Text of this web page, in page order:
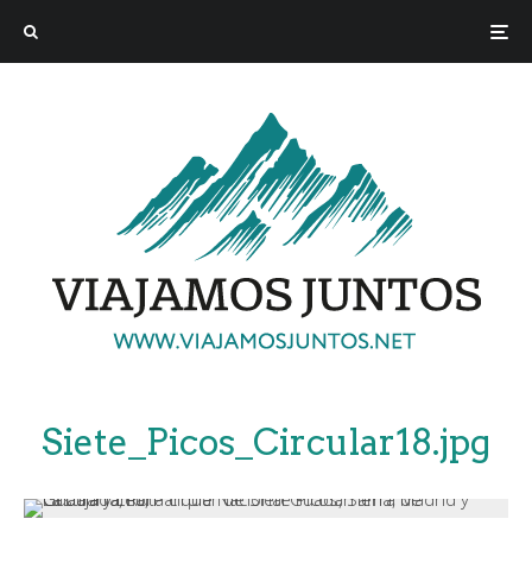
Siete_Picos_Circular18.jpg